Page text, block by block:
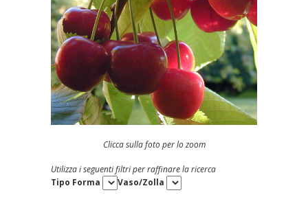
Clicca sulla foto per lo zoom
Utilizza i seguenti filtri per raffinare la ricerca
Tipo Forma
Vaso/Zolla